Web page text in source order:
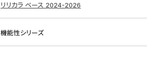
リリカラ ベース 2024-2026
機能性シリーズ